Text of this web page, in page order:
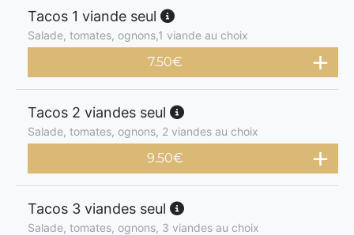
Tacos 1 viande seul
Salade, tomates, ognons,1 viande au choix
7.50€
Tacos 2 viandes seul
Salade, tomates, ognons, 2 viandes au choix
9.50€
Tacos 3 viandes seul
Salade, tomates, ognons, 3 viandes au choix